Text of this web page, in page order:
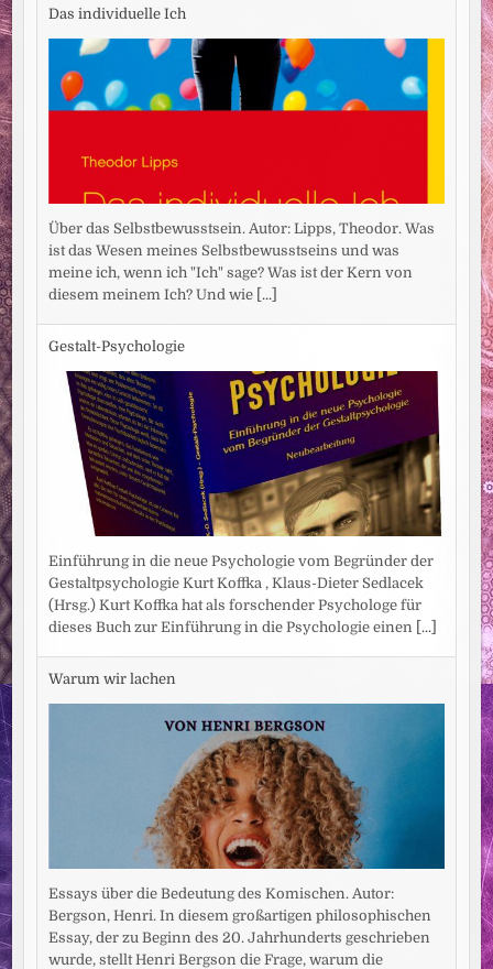
Das individuelle Ich
Über das Selbstbewusstsein. Autor: Lipps, Theodor. Was
ist das Wesen meines Selbstbewusstseins und was
meine ich, wenn ich "Ich" sage? Was ist der Kern von
diesem meinem Ich? Und wie [...]
Gestalt-Psychologie
Einführung in die neue Psychologie vom Begründer der
Gestaltpsychologie Kurt Koffka , Klaus-Dieter Sedlacek
(Hrsg.) Kurt Koffka hat als forschender Psychologe für
dieses Buch zur Einführung in die Psychologie einen
[...]
Warum wir lachen
Essays über die Bedeutung des Komischen. Autor:
Bergson, Henri. In diesem großartigen philosophischen
Essay, der zu Beginn des 20. Jahrhunderts geschrieben
wurde, stellt Henri Bergson die Frage, warum die